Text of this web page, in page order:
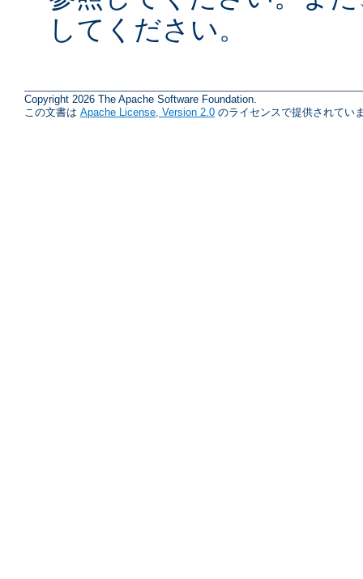
してください。
Copyright 2026 The Apache Software Foundation.
この文書は Apache License, Version 2.0 のライセンスで提供されてい